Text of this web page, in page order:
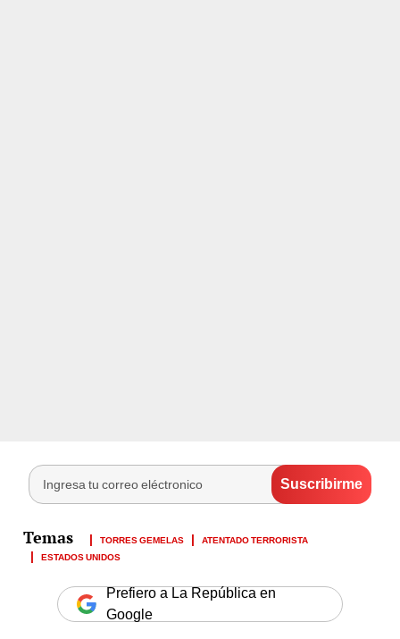
TORRES GEMELAS
ATENTADO TERRORISTA
ESTADOS UNIDOS
Prefiero a La República en
Google